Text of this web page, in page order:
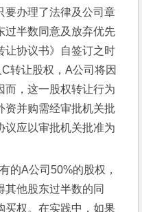
要办理了法律及公司章
过半数同意及放弃优先
让协议书》自签订之时
转让股权，A公司将因
而，这一股权转让行为
资并购需经审批机关批
议应以审批机关批准为
的A公司50%的股权，
其他股东过半数的同
买权。在实践中，如果